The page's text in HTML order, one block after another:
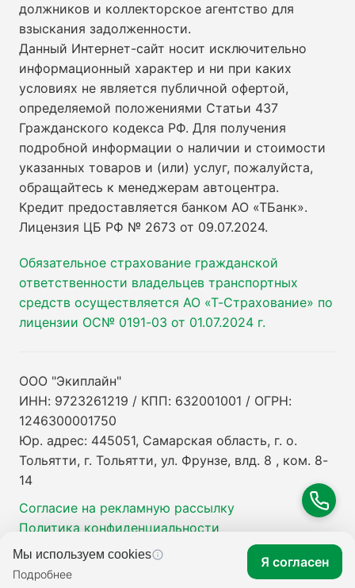
должников и коллекторское агентство для
взыскания задолженности.
Данный Интернет-сайт носит исключительно
информационный характер и ни при каких
условиях не является публичной офертой,
определяемой положениями Статьи 437
Гражданского кодекса РФ. Для получения
подробной информации о наличии и стоимости
указанных товаров и (или) услуг, пожалуйста,
обращайтесь к менеджерам автоцентра.
Кредит предоставляется банком АО «ТБанк».
Лицензия ЦБ РФ № 2673 от 09.07.2024.
Обязательное страхование гражданской
ответственности владельцев транспортных
средств осуществляется АО «Т-Страхование» по
лицензии ОС№ 0191-03 от 01.07.2024 г.
ООО "Экиплайн"
ИНН: 9723261219 / КПП: 632001001 / ОГРН:
1246300001750
Юр. адрес: 445051, Самарская область, г. о.
Тольятти, г. Тольятти, ул. Фрунзе, влд. 8 , ком. 8-
14
Согласие на рекламную рассылку
Политика конфиденциальности
Мы используем cookies
Подробнее
Я согласен